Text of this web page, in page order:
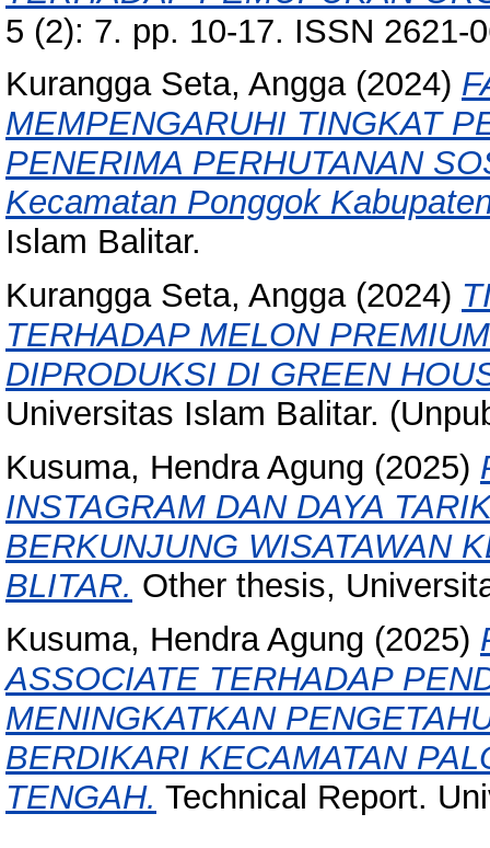
5 (2): 7. pp. 10-17. ISSN 2621-
Kurangga Seta, Angga(2024)
MEMPENGARUHI TINGKAT
PENERIMA PERHUTANAN
Kecamatan Ponggok
Islam Balitar.
Kurangga Seta, Angga(2024)
TERHADAP MELON
DIPRODUKSI DI GREEN
Universitas Islam Balitar.
Kusuma, Hendra Agung (2025)
INSTAGRAM DAN DAYA
BERKUNJUNG WISATAWAN
BLITAR. Other thesis,
Kusuma, Hendra Agung (2025)
ASSOCIATE TERHADAP
MENINGKATKAN
BERDIKARI KECAMATAN
TENGAH. Technical Report.